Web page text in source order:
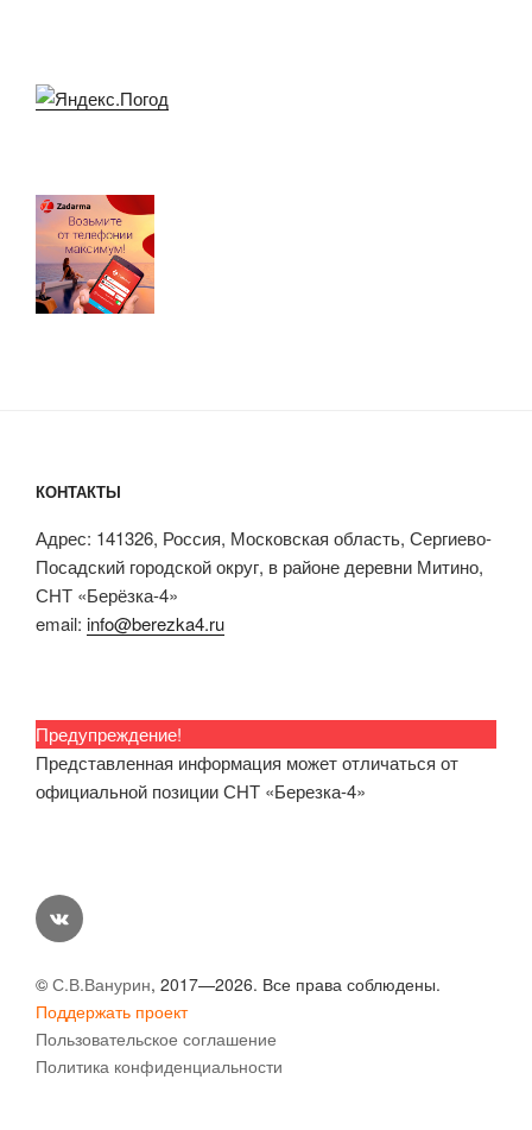
КОНТАКТЫ
Адрес: 141326, Россия, Московская область, Сергиево-
Посадский городской округ, в районе деревни Митино,
СНТ «Берёзка-4»
email: info@berezka4.ru
Предупреждение!
Представленная информация может отличаться от
официальной позиции СНТ «Березка-4»
vk
© С.В.Ванурин, 2017—2026. Все права соблюдены.
Поддержать проект
Пользовательское соглашение
Политика конфиденциальности